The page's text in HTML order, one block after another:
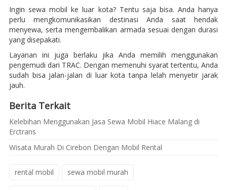
Ingin sewa mobil ke luar kota? Tentu saja bisa. Anda hanya
perlu mengkomunikasikan destinasi Anda saat hendak
menyewa, serta mengembalikan armada sesuai dengan durasi
yang disepakati.
Layanan ini juga berlaku jika Anda memilih menggunakan
pengemudi dari TRAC. Dengan memenuhi syarat tertentu, Anda
sudah bisa jalan-jalan di luar kota tanpa lelah menyetir jarak
jauh.
Berita Terkait
Kelebihan Menggunakan Jasa Sewa Mobil Hiace Malang di
Erctrans
Wisata Murah Di Cirebon Dengan Mobil Rental
rental mobil sewa mobil murah